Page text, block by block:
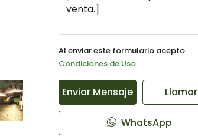
Al enviar este formulario acepto
Condiciones de Uso
Enviar Mensaje Llamar
WhatsApp